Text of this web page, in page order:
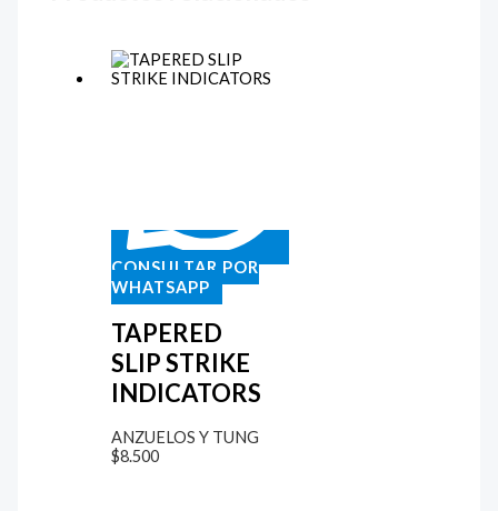
CONSULTAR POR
WHATSAPP
TAPERED
SLIP STRIKE
INDICATORS
ANZUELOS Y TUNG
$8.500